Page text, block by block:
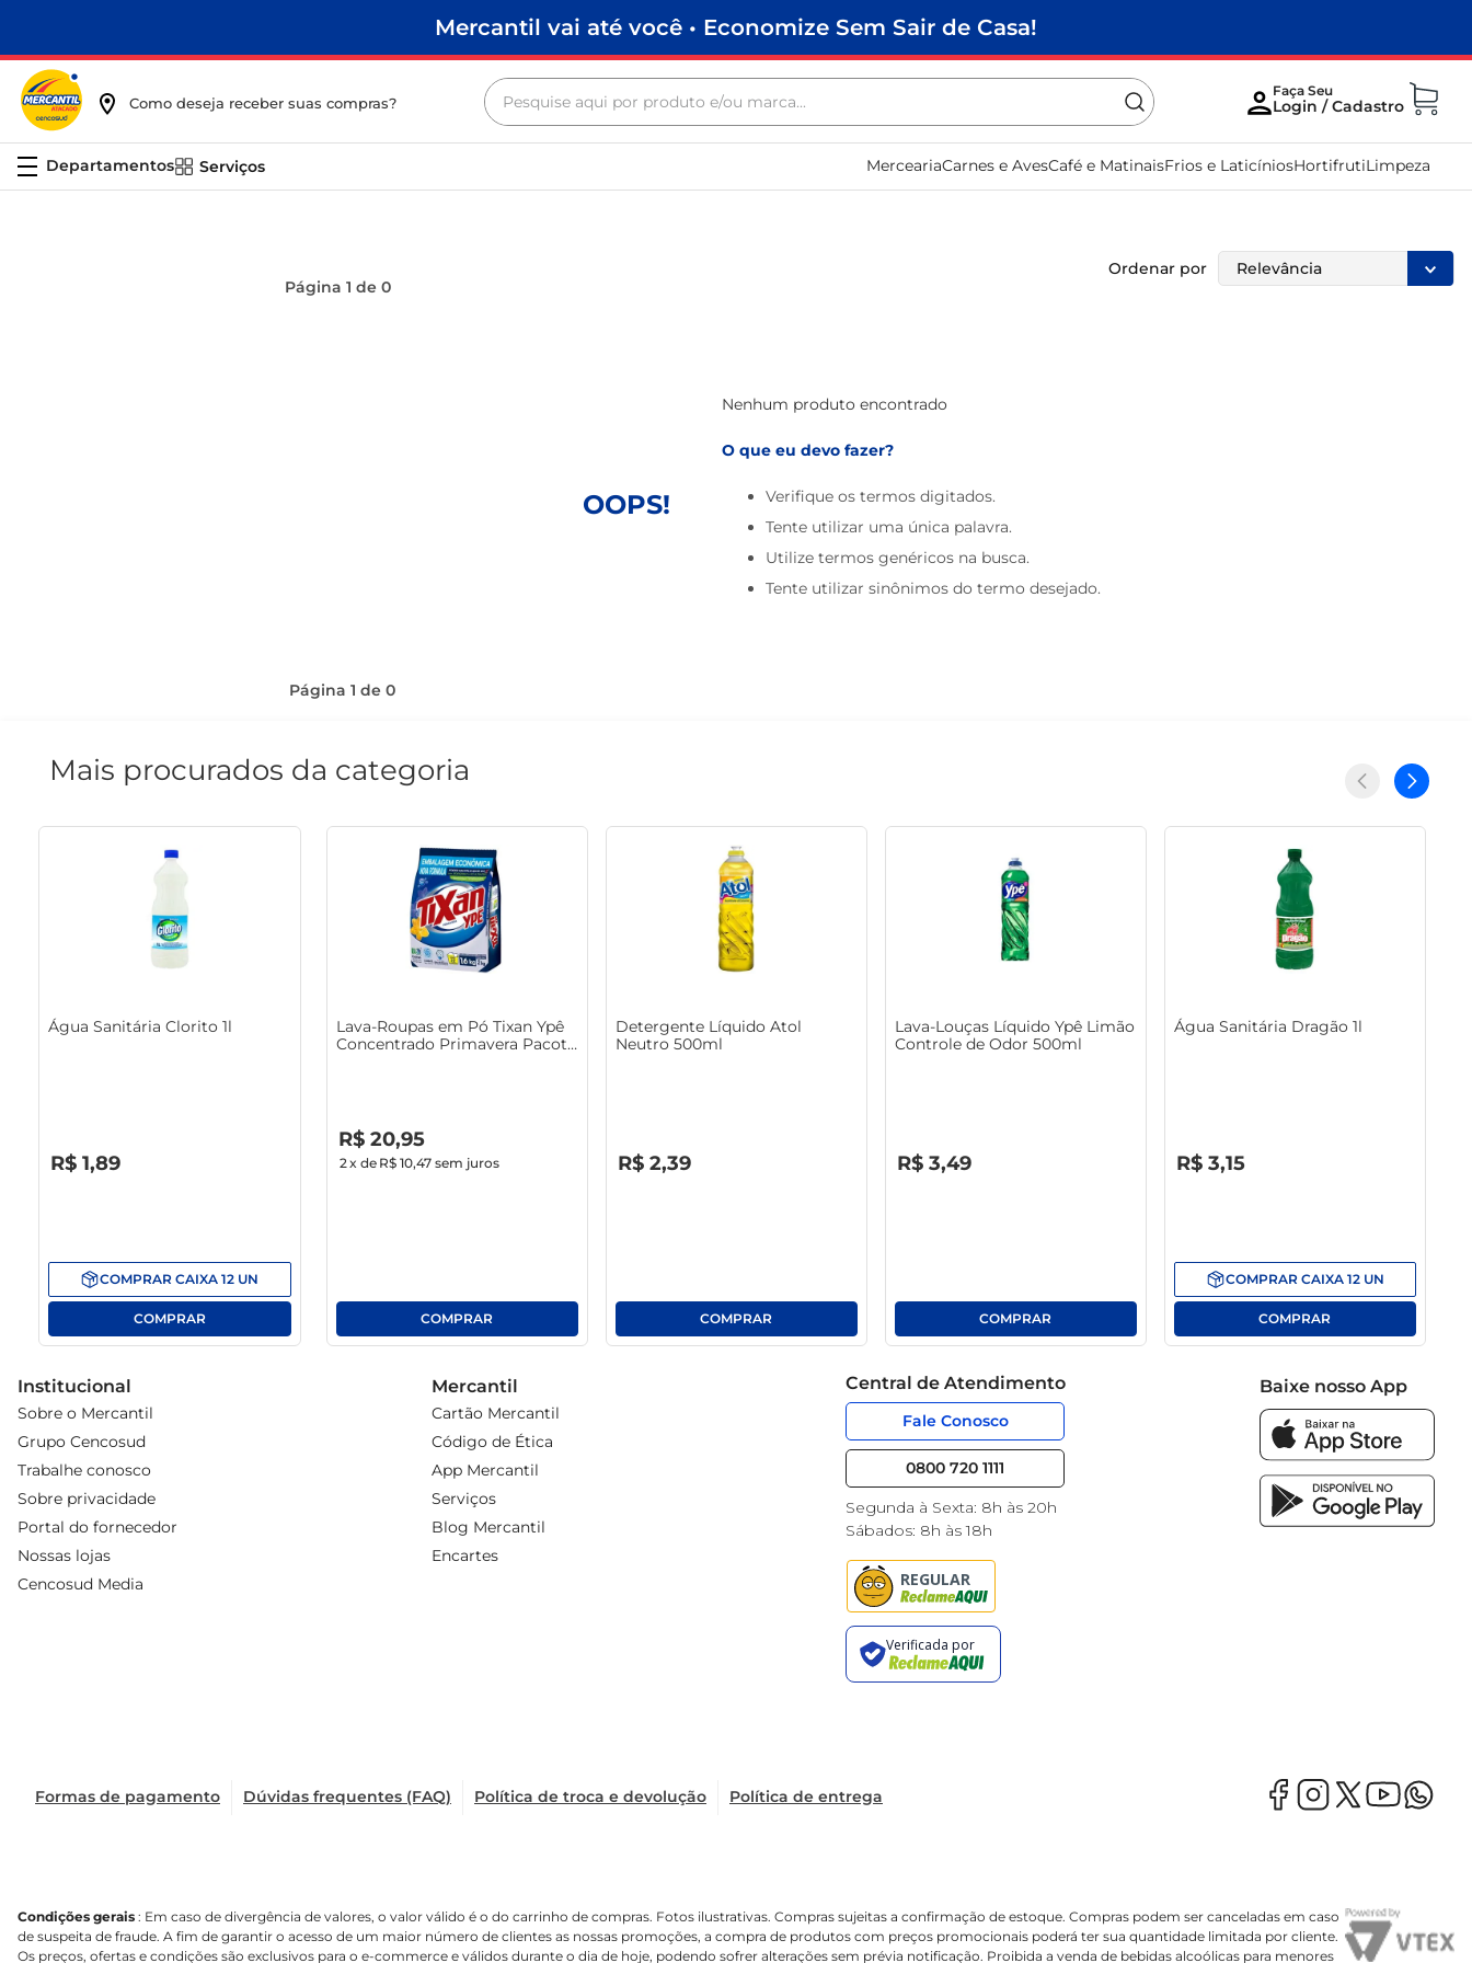
Mercantil vai até você • Economize Sem Sair de Casa!
Como deseja receber suas compras?
Pesquise aqui por produto e/ou marca...
Serviços MerceariaCarnes e AvesCafé e MatinaisFrios e LaticíniosHortifrutiLimpeza
Página 1 de 0
Ordenar por Relevância
OOPS!
Nenhum produto encontrado
O que eu devo fazer?
Verifique os termos digitados.
Tente utilizar uma única palavra.
Utilize termos genéricos na busca.
Tente utilizar sinônimos do termo desejado.
Página 1 de 0
Mais procurados da categoria
Água Sanitária Clorito 1l
R$ 1,89
COMPRAR CAIXA 12 UN
Lava-Roupas em Pó Tixan Ypê
Concentrado Primavera Pacote
R$ 20,95
2x de R$ 10,47sem juros
Detergente Líquido Atol
Neutro 500ml
R$ 2,39
Lava-Louças Líquido Ypê Limão
Controle de Odor 500ml
R$ 3,49
Água Sanitária Dragão 1l
R$ 3,15
COMPRAR CAIXA 12 UN
Institucional
Sobre o Mercantil
Grupo Cencosud
Trabalhe conosco
Sobre privacidade
Portal do fornecedor
Nossas lojas
Cencosud Media
Mercantil
Cartão Mercantil
Código de Ética
App Mercantil
Serviços
Blog Mercantil
Encartes
Central de Atendimento
Fale Conosco
0800 720 1111
Segunda à Sexta: 8h às 20h
Sábados: 8h às 18h
Baixe nosso App
Formas de pagamento Dúvidas frequentes (FAQ) Política de troca e devolução Política de entrega
Condições gerais : Em caso de divergência de valores, o valor válido é o do carrinho de compras. Fotos ilustrativas. Compras sujeitas a confirmação de estoque. Compras podem ser canceladas em caso
de suspeita de fraude. A fim de garantir o acesso de um maior número de clientes as nossas promoções, a compra de produtos com preços promocionais poderá ter sua quantidade limitada por cliente.
Os preços, ofertas e condições são exclusivos para o e-commerce e válidos durante o dia de hoje, podendo sofrer alterações sem prévia notificação. Proibida a venda de bebidas alcoólicas para menores
macarrão